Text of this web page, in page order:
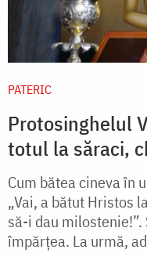
PATERIC
Protosinghelul
totul la săraci,
Cum bătea cineva în
„Vai, a bătut Hristos
să-i dau
împărțea. La urmă,